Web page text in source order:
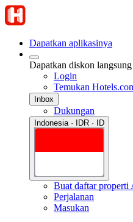
Dapatkan aplikasinya
Dapatkan diskon
Login
Temukan
Inbox
Dukungan
Indonesia · IDR · ID
Buat daftar properti
Perjalanan
Masukan